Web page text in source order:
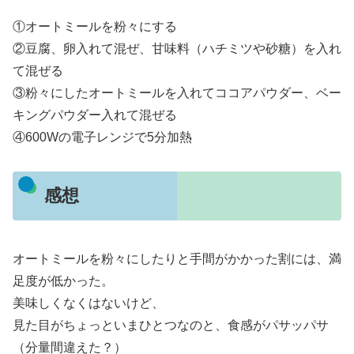
①オートミールを粉々にする
②豆腐、卵入れて混ぜ、甘味料（ハチミツや砂糖）を入れ
て混ぜる
③粉々にしたオートミールを入れてココアパウダー、ベー
キングパウダー入れて混ぜる
④600Wの電子レンジで5分加熱
感想
オートミールを粉々にしたりと手間がかかった割には、満
足度が低かった。
美味しくなくはないけど、
見た目がちょっといまひとつなのと、食感がパサッパサ
（分量間違えた？）